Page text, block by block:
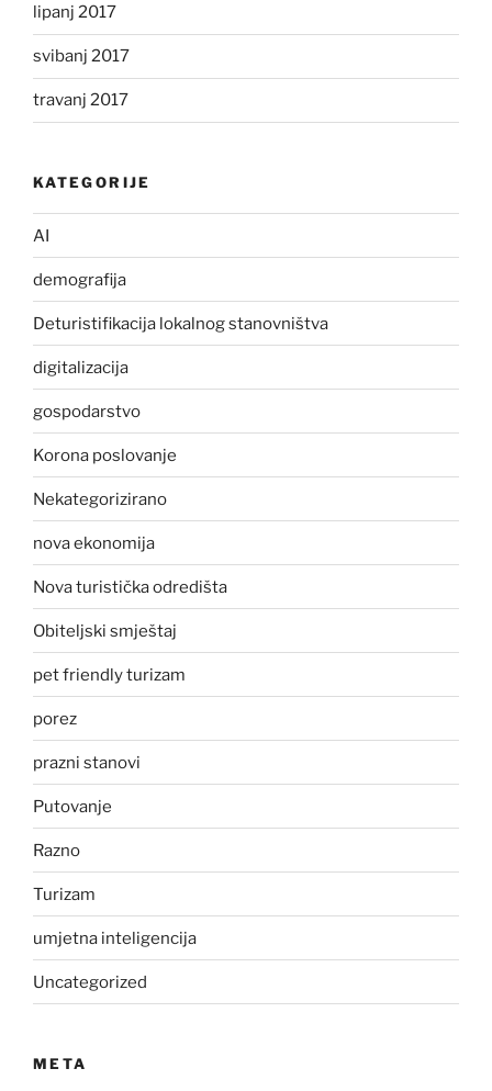
lipanj 2017
svibanj 2017
travanj 2017
KATEGORIJE
AI
demografija
Deturistifikacija lokalnog stanovništva
digitalizacija
gospodarstvo
Korona poslovanje
Nekategorizirano
nova ekonomija
Nova turistička odredišta
Obiteljski smještaj
pet friendly turizam
porez
prazni stanovi
Putovanje
Razno
Turizam
umjetna inteligencija
Uncategorized
META